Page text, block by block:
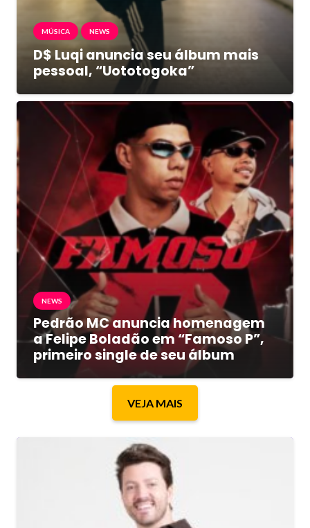
MÚSICA NEWS
D$ Luqi anuncia seu álbum mais
pessoal, “Uototogoka”
NEWS
Pedrão MC anuncia homenagem
a Felipe Boladão em “Famoso P”,
primeiro single de seu álbum
VEJA MAIS